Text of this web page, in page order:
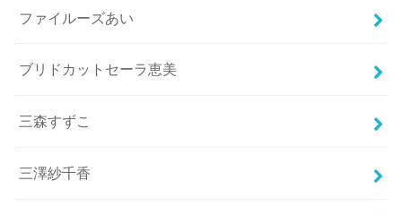
ファイルーズあい
ブリドカットセーラ恵美
三森すずこ
三澤紗千香